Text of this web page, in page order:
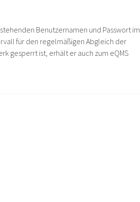
Benutzernamen und Passwort im
für den regelmäßigen Abgleich der
gesperrt ist, erhält er auch zum eQMS